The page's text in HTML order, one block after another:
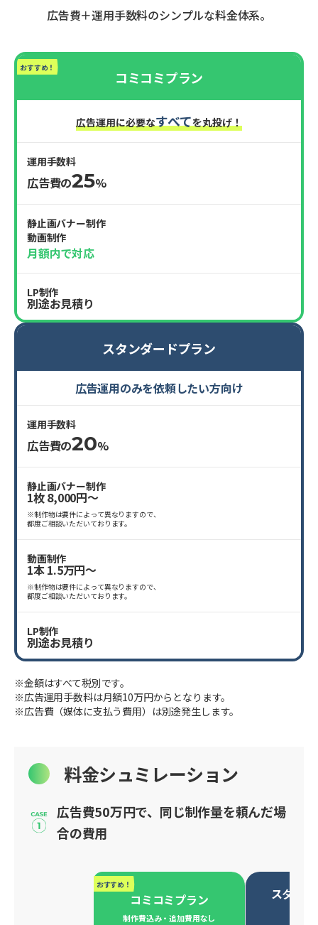
広告費＋運用手数料のシンプルな料金体系。
おすすめ！
コミコミプラン
広告運用に必要なすべてを丸投げ！
運用手数料
広告費の25%
静止画バナー制作
動画制作
月額内で対応
LP制作
別途お見積り
スタンダードプラン
広告運用のみを依頼したい方向け
運用手数料
広告費の20%
静止画バナー制作
1枚 8,000円〜
※制作物は要件によって異なりますので、
都度ご相談いただいております。
動画制作
1本 1.5万円〜
※制作物は要件によって異なりますので、
都度ご相談いただいております。
LP制作
別途お見積り
※金額はすべて税別です。
※広告運用手数料は月額10万円からとなります。
※広告費（媒体に支払う費用）は別途発生します。
料金シュミレーション
広告費50万円で、同じ制作量を頼んだ場
合の費用
おすすめ！
コミコミプラン
制作費込み・追加費用なし
スタン